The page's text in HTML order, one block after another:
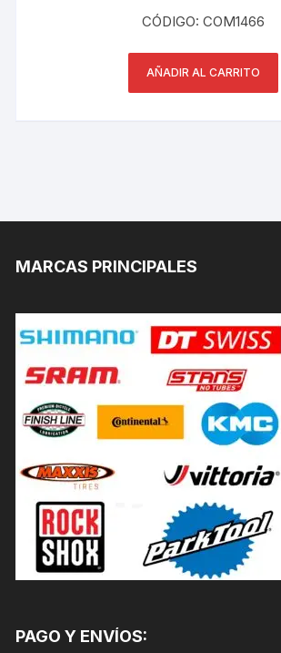
S/ 195.00.
CÓDIGO: COM1466
AÑADIR AL CARRITO
MARCAS PRINCIPALES
PAGO Y ENVÍOS: